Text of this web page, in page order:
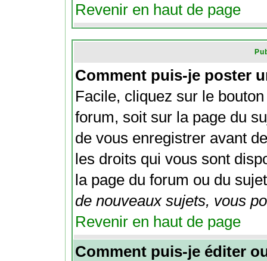
Revenir en haut de page
Comment puis-je poster
Facile, cliquez sur le
forum, soit sur la page du
de vous enregistrer avant
les droits qui vous sont
la page du forum ou du
de nouveaux sujets, vous
Revenir en haut de page
Comment puis-je éditer